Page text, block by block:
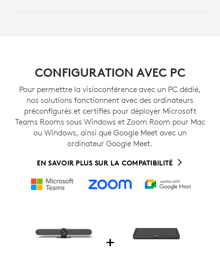
CONFIGURATION AVEC PC
Pour permettre la visioconférence avec un PC dédié,
nos solutions fonctionnent avec des ordinateurs
préconfigurés et certifiés pour déployer Microsoft
Teams Rooms sous Windows et Zoom Room pour Mac
ou Windows, ainsi que Google Meet avec un
ordinateur Google Meet.
EN SAVOIR PLUS SUR LA COMPATIBILITÉ